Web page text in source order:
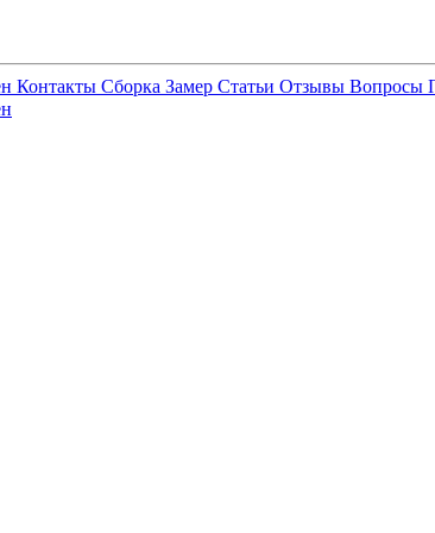
Контакты Сборка Замер Статьи Отзывы Вопросы